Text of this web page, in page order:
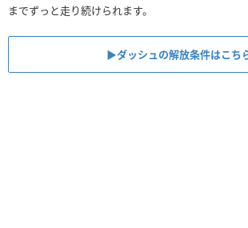
までずっと走り続けられます。
▶︎ダッシュの解放条件はこち